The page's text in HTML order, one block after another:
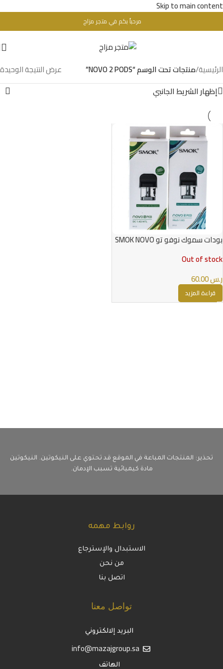
Skip to main content
تحذير : للبالغين فقط + 18 عام - WARINIG : Not For Sale For Minors
مرحباُ بكم في متجر مزاج
الرئيسية/منتجات تحت الوسم “NOVO 2 PODS”
عرض النتيجة الوحيدة
إظهار الشريط الجانبي
بودات سموك نوفو تو SMOK NOVO
Out of stock
ر.س
قراءة المزيد
تحذير: المنتجات المباعة في الموقع قد تحتوي على النيكوتين. النيكوتين
مادة كيميائية تسبب الإدمان.
روابط مهمه
الاستبدال والإسترجاع
من نحن
اتصل بنا
تواصل معنا
البريد إلالكتروني
info@mazajgroup.sa
الهاتف